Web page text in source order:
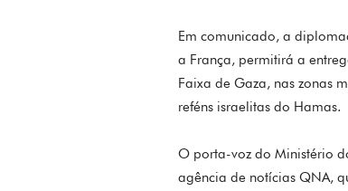
Em comunicado, a
a França, permitirá a
Faixa de Gaza, nas zonas
reféns israelitas do Hamas.
O porta-voz do Ministério
agência de notícias QNA,